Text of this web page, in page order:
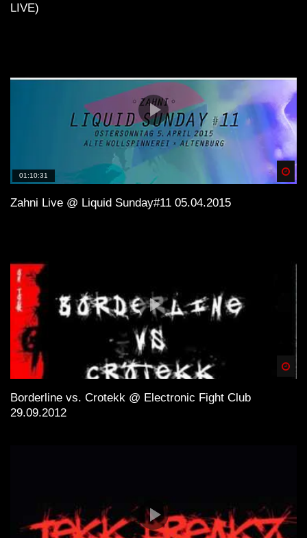
LIVE)
01:10:31
Zahni Live @ Liquid Sunday#11 05.04.2015
Borderline vs. Crotekk @ Electronic Fight Club
29.09.2012